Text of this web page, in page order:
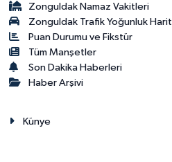
Zonguldak Namaz Vakitleri
Zonguldak Trafik Yoğunluk
Puan Durumu ve Fikstür
Tüm Manşetler
Son Dakika Haberleri
Haber Arşivi
Künye